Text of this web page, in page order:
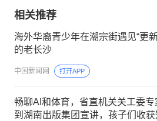
相关推荐
海外华裔青少年在潮宗街遇见“更
的老长沙
中国新闻网 打开APP
畅聊AI和体育，省直机关关工委专
到湖南出版集团宣讲，孩子们收获